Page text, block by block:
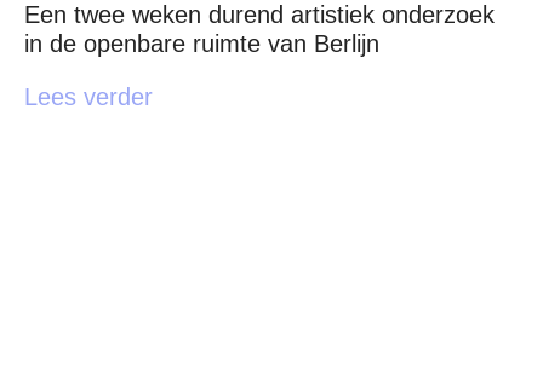
Een twee weken durend artistiek onderzoek
in de openbare ruimte van Berlijn
Lees verder